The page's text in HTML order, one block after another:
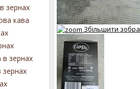
Збільшити
зернах
кава
зернах
зернах